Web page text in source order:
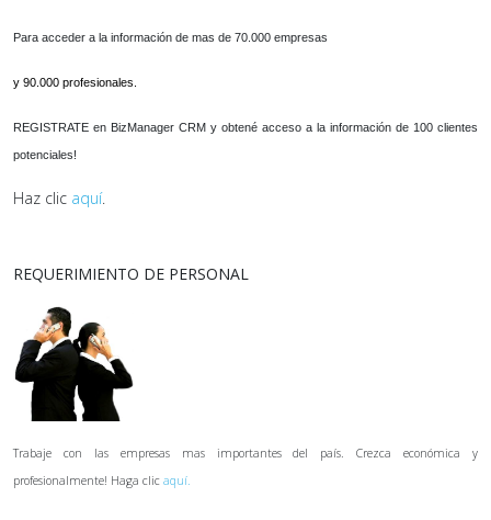
Para acceder a la información de mas de 70.000 empresas
y 90.000 profesionales.
REGISTRATE en BizManager CRM y obtené acceso a la información de 100 clientes
potenciales!
Haz clic aquí.
REQUERIMIENTO DE PERSONAL
Trabaje con las empresas mas importantes del país. Crezca económica y
profesionalmente! Haga clic aquí.